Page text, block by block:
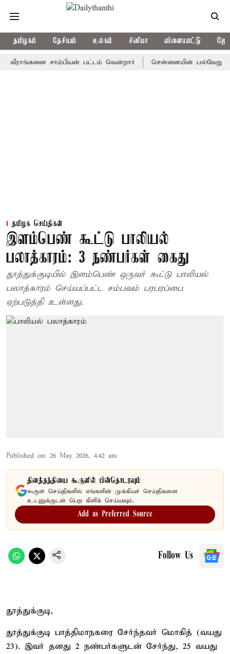
தமிழகம் தேசியம் உலகம் சினிமா விளையாட்டு
சாம்பியன் பட்டம் வென்றார் சென்னையின் பல்வேறு
தமிழக செய்திகள்
இளம்பெண் கூட்டு பாலியல்
பலாத்காரம்: 3 நண்பர்கள் கைது
தூத்துக்குடியில் இளம்பெண் ஒருவர் கூட்டு பாலியல்
பலாத்காரம் செய்யப்பட்ட சம்பவம் பரபரப்பை
ஏற்படுத்தி உள்ளது.
Published on: 26 May 2026, 4:42 am
தினத்தந்தியை கூகுளில் பின்தொடரவும்
கூகுள் செய்திகளில் எங்களின் முக்கியச் செய்திகளை
உடனுக்குடன் பெற கிளிக் செய்யவும்.
Add as Preferred Source
Follow Us
தூத்துக்குடி,
தூத்துக்குடி பாத்திமாநகரை சேர்ந்தவர் மொகித் (வயது
23). இவர் தனது 2 நண்பர்களுடன் சேர்ந்து, 25 வயது